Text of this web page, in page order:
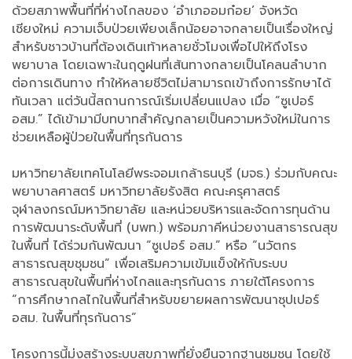
ด้วยสภาพพื้นที่ที่ห่างไกลของ ‘อำเภออมก๋อย’ จังหวัด
เชียงใหม่ ความเจ็บป่วยเพียงเล็กน้อยอาจกลายเป็นเรื่องใหญ่
สำหรับชาวบ้านที่ต้องเดินเท้าหลายชั่วโมงเพื่อไปให้ถึงโรง
พยาบาล โดยเฉพาะในฤดูฝนที่เส้นทางกลายเป็นโคลนลำบาก
ต่อการเดินทาง ทำให้หลายชีวิตไม่สามารถเข้าถึงการรักษาได้
ทันเวลา แต่วันนี้สถานการณ์เริ่มเปลี่ยนแปลง เมื่อ “ซูเปอร์
อสม.” ได้เข้ามามีบทบาทสำคัญกลายเป็นความหวังใหม่ในการ
ช่วยเหลือผู้ป่วยในพื้นที่ทุรกันดาร
มหาวิทยาลัยเทคโนโลยีพระจอมเกล้าธนบุรี (มจธ.) ร่วมกับคณะ
พยาบาลศาสตร์ มหาวิทยาลัยรังสิต คณะครุศาสตร์
จุฬาลงกรณ์มหาวิทยาลัย และหน่วยบริหารและจัดการทุนด้าน
การพัฒนาระดับพื้นที่ (บพท.) พร้อมภาคีหน่วยงานสาธารณสุข
ในพื้นที่ ได้ร่วมกันพัฒนา “ซูเปอร์ อสม.” หรือ “นวัตกร
สาธารณสุขชุมชน” เพื่อเสริมความเข้มแข็งให้กับระบบ
สาธารณสุขในพื้นที่ห่างไกลและทุรกันดาร ภายใต้โครงการ
“การศึกษากลไกในพื้นที่สำหรับขยายผลการพัฒนาซุปเปอร์
อสม. ในพื้นที่ทุรกันดาร”
โครงการนี้มุ่งสร้างระบบสุขภาพที่ยั่งยืนจากฐานชุมชน โดยใช้